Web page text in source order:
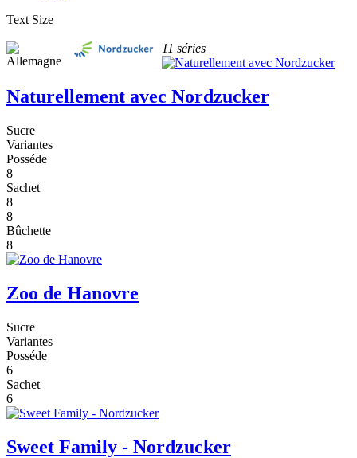
Text Size
11 séries
Naturellement avec Nordzucker
Sucre
Variantes
Posséde
8
Sachet
8
8
Bûchette
8
Zoo de Hanovre
Sucre
Variantes
Posséde
6
Sachet
6
Sweet Family - Nordzucker